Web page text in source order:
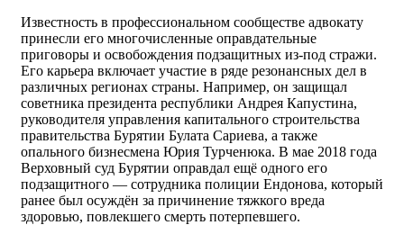
Известность в профессиональном сообществе адвокату
принесли его многочисленные оправдательные
приговоры и освобождения подзащитных из-под стражи.
Его карьера включает участие в ряде резонансных дел в
различных регионах страны. Например, он защищал
советника президента республики Андрея Капустина,
руководителя управления капитального строительства
правительства Бурятии Булата Сариева, а также
опального бизнесмена Юрия Турченюка. В мае 2018 года
Верховный суд Бурятии оправдал ещё одного его
подзащитного — сотрудника полиции Ендонова, который
ранее был осуждён за причинение тяжкого вреда
здоровью, повлекшего смерть потерпевшего.